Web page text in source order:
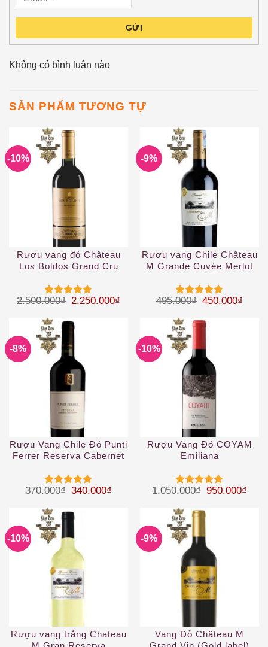
GỬI
Không có bình luận nào
SẢN PHẨM TƯƠNG TỰ
-10%
Rượu vang đỏ Château
Los Boldos Grand Cru
Được xếp
sao
2.500.000₫ Giá gốc là: 2.500.000₫.
2.250.000₫ Giá hiện tại là: 2.250.000₫.
-9%
Rượu vang Chile Château
M Grande Cuvée Merlot
Được xếp
sao
495.000₫ Giá gốc là:
450.000₫
-8%
Rượu Vang Chile Đỏ Punti
Ferrer Reserva Cabernet
Được xếp
sao
370.000₫ Giá gốc là: 370.000₫.
340.000₫ Giá hiện tại là: 340.000₫.
-10%
Rượu Vang Đỏ COYAM
Emiliana
Được xếp
sao
1.050.000₫ Giá gốc là:
950.000₫
-10%
Rượu vang trắng Chateau
-9%
Vang Đỏ Château M